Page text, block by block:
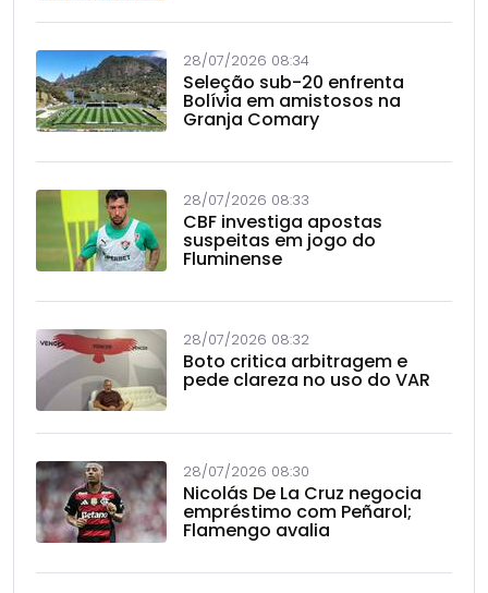
28/07/2026 08:34
Seleção sub-20 enfrenta
Bolívia em amistosos na
Granja Comary
28/07/2026 08:33
CBF investiga apostas
suspeitas em jogo do
Fluminense
28/07/2026 08:32
Boto critica arbitragem e
pede clareza no uso do VAR
28/07/2026 08:30
Nicolás De La Cruz negocia
empréstimo com Peñarol;
Flamengo avalia